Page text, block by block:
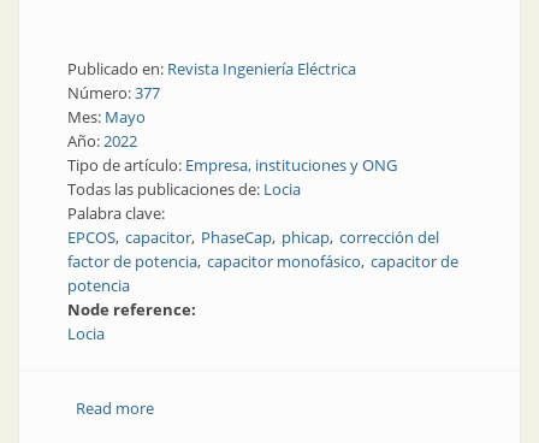
Publicado en: Revista Ingeniería Eléctrica
Número:377
Mes: Mayo
Año:2022
Tipo de artículo: Empresa, instituciones y ONG
Todas las publicaciones de: Locia
Palabra clave:
EPCOS capacitor PhaseCap phicap corrección del
factor de potencia capacitor monofásico capacitor de
potencia
Node reference:
Locia
Read moreabout La empresa de los capacitores y la corrección